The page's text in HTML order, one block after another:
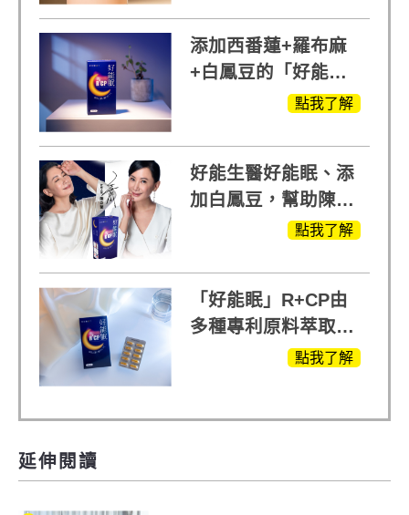
添加西番蓮+羅布麻
+白鳳豆的「好能
眠」，獨家專利配
點我了解
好能生醫好能眠、添
加白鳳豆，幫助陳亞
蘭入睡的力量點我了解
「好能眠」R+CP由
多種專利原料萃取、
白鳳豆、羅布麻、西
點我了解
延伸閱讀